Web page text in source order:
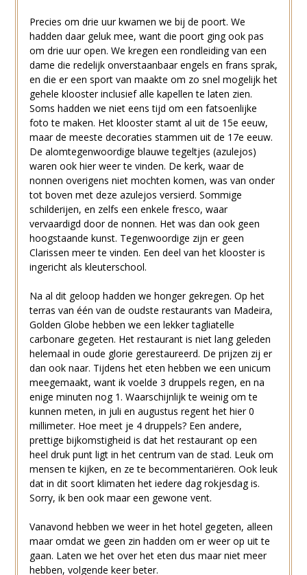
Precies om drie uur kwamen we bij de poort. We
hadden daar geluk mee, want die poort ging ook pas
om drie uur open. We kregen een rondleiding van een
dame die redelijk onverstaanbaar engels en frans sprak,
en die er een sport van maakte om zo snel mogelijk het
gehele klooster inclusief alle kapellen te laten zien.
Soms hadden we niet eens tijd om een fatsoenlijke
foto te maken. Het klooster stamt al uit de 15e eeuw,
maar de meeste decoraties stammen uit de 17e eeuw.
De alomtegenwoordige blauwe tegeltjes (azulejos)
waren ook hier weer te vinden. De kerk, waar de
nonnen overigens niet mochten komen, was van onder
tot boven met deze azulejos versierd. Sommige
schilderijen, en zelfs een enkele fresco, waar
vervaardigd door de nonnen. Het was dan ook geen
hoogstaande kunst. Tegenwoordige zijn er geen
Clarissen meer te vinden. Een deel van het klooster is
ingericht als kleuterschool.
Na al dit geloop hadden we honger gekregen. Op het
terras van één van de oudste restaurants van Madeira,
Golden Globe hebben we een lekker tagliatelle
carbonare gegeten. Het restaurant is niet lang geleden
helemaal in oude glorie gerestaureerd. De prijzen zij er
dan ook naar. Tijdens het eten hebben we een unicum
meegemaakt, want ik voelde 3 druppels regen, en na
enige minuten nog 1. Waarschijnlijk te weinig om te
kunnen meten, in juli en augustus regent het hier 0
millimeter. Hoe meet je 4 druppels? Een andere,
prettige bijkomstigheid is dat het restaurant op een
heel druk punt ligt in het centrum van de stad. Leuk om
mensen te kijken, en ze te becommentariëren. Ook leuk
dat in dit soort klimaten het iedere dag rokjesdag is.
Sorry, ik ben ook maar een gewone vent.
Vanavond hebben we weer in het hotel gegeten, alleen
maar omdat we geen zin hadden om er weer op uit te
gaan. Laten we het over het eten dus maar niet meer
hebben, volgende keer beter.